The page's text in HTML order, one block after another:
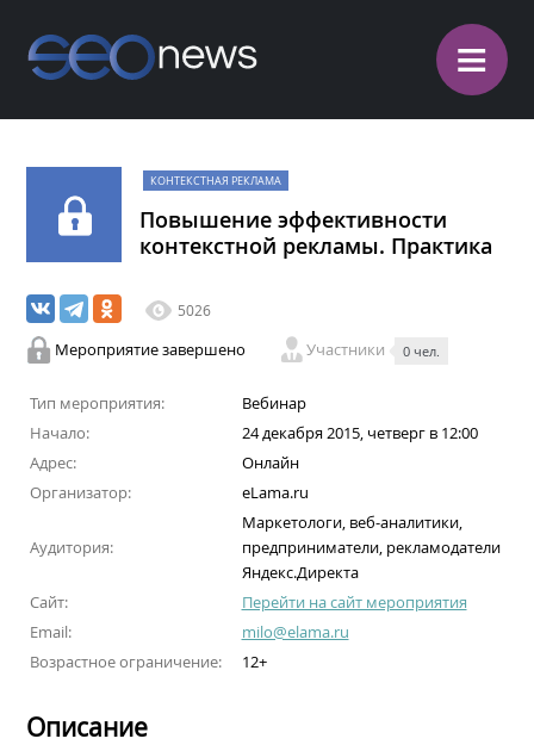
≡
КОНТЕКСТНАЯ РЕКЛАМА
Повышение эффективности
контекстной рекламы. Практика
5026
Мероприятие завершено Участники 0 чел.
Тип мероприятия:
Вебинар
Начало:
24 декабря 2015, четверг в 12:00
Адрес:
Онлайн
Организатор:
eLama.ru
Аудитория:
Маркетологи, веб-аналитики,
предприниматели, рекламодатели
Яндекс.Директа
Сайт:
Перейти на сайт мероприятия
Email:
milo@elama.ru
Возрастное ограничение:
12+
Описание